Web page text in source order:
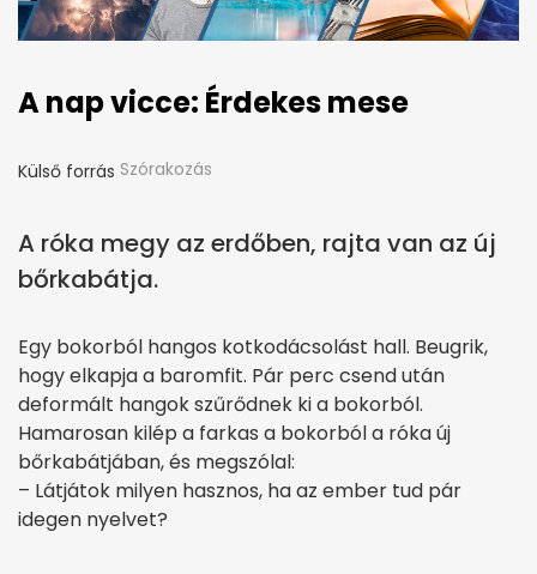
A nap vicce: Érdekes mese
Külső forrás Szórakozás
A róka megy az erdőben, rajta van az új
bőrkabátja.
Egy bokorból hangos kotkodácsolást hall. Beugrik,
hogy elkapja a baromfit. Pár perc csend után
deformált hangok szűrődnek ki a bokorból.
Hamarosan kilép a farkas a bokorból a róka új
bőrkabátjában, és megszólal:
– Látjátok milyen hasznos, ha az ember tud pár
idegen nyelvet?